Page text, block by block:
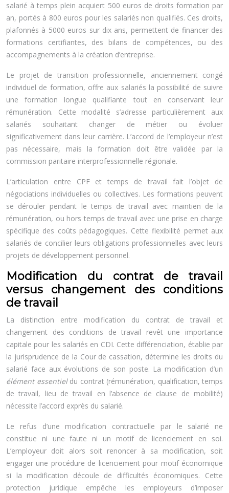
salarié à temps plein acquiert 500 euros de droits formation par
an, portés à 800 euros pour les salariés non qualifiés. Ces droits,
plafonnés à 5000 euros sur dix ans, permettent de financer des
formations certifiantes, des bilans de compétences, ou des
accompagnements à la création d’entreprise.
Le projet de transition professionnelle, anciennement congé
individuel de formation, offre aux salariés la possibilité de suivre
une formation longue qualifiante tout en conservant leur
rémunération. Cette modalité s’adresse particulièrement aux
salariés souhaitant changer de métier ou évoluer
significativement dans leur carrière. L’accord de l’employeur n’est
pas nécessaire, mais la formation doit être validée par la
commission paritaire interprofessionnelle régionale.
L’articulation entre CPF et temps de travail fait l’objet de
négociations individuelles ou collectives. Les formations peuvent
se dérouler pendant le temps de travail avec maintien de la
rémunération, ou hors temps de travail avec une prise en charge
spécifique des coûts pédagogiques. Cette flexibilité permet aux
salariés de concilier leurs obligations professionnelles avec leurs
projets de développement personnel.
Modification du contrat de travail
versus changement des conditions
de travail
La distinction entre modification du contrat de travail et
changement des conditions de travail revêt une importance
capitale pour les salariés en CDI. Cette différenciation, établie par
la jurisprudence de la Cour de cassation, détermine les droits du
salarié face aux évolutions de son poste. La modification d’un
élément essentiel du contrat (rémunération, qualification, temps
de travail, lieu de travail en l’absence de clause de mobilité)
nécessite l’accord exprès du salarié.
Le refus d’une modification contractuelle par le salarié ne
constitue ni une faute ni un motif de licenciement en soi.
L’employeur doit alors soit renoncer à sa modification, soit
engager une procédure de licenciement pour motif économique
si la modification découle de difficultés économiques. Cette
protection juridique empêche les employeurs d’imposer